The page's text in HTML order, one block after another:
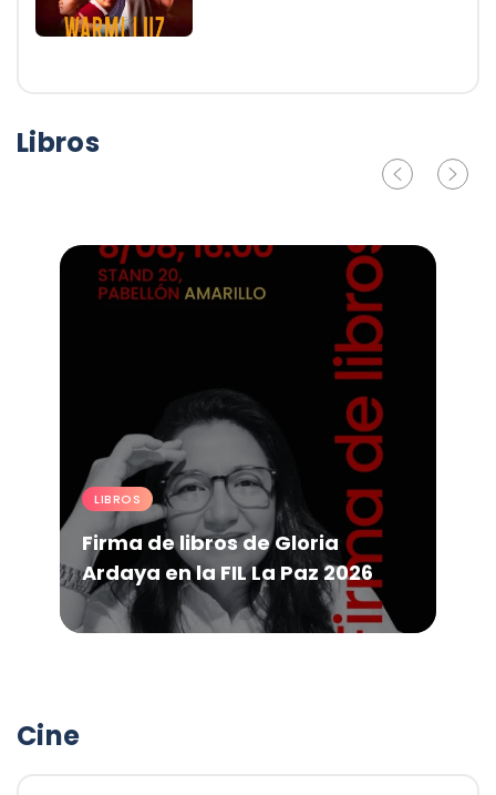
Libros
LIBROS
Firma de libros de Gloria
Ardaya en la FIL La Paz 2026
Cine